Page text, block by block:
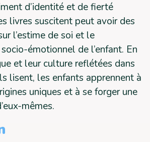
d’identité et de fierté
livres suscitent peut avoir des
l’estime de soi et le
émotionnel de l’enfant. En
et leur culture reflétées dans
lisent, les enfants apprennent à
uniques et à se forger une
mêmes.